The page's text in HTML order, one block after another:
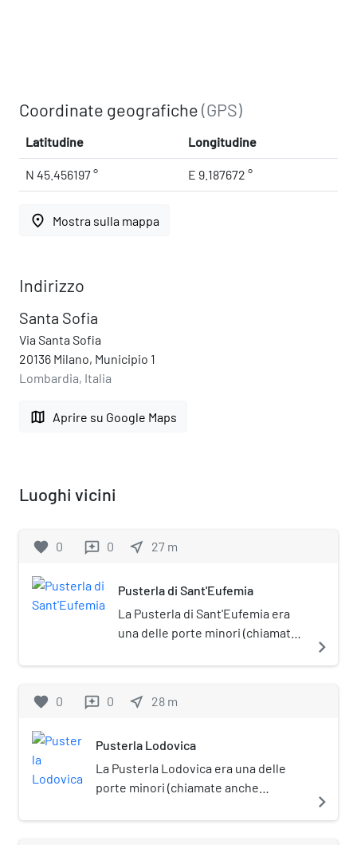
Coordinate geografiche(GPS)
Latitudine Longitudine
N 45.456197 ° E 9.187672 °
place Mostra sulla mappa
Indirizzo
Santa Sofia
Via Santa Sofia
20136 Milano, Municipio 1
Lombardia, Italia
map Aprire su Google Maps
Luoghi vicini
favorite 0 reviews 0 near_me 27 m
Pusterla di Sant'Eufemia
La Pusterla di Sant'Eufemia era
una delle porte minori (chiamate
tracciato medievale delle mura di
navigate_next
favorite 0 reviews 0 near_me 28 m
Pusterla Lodovica
La Pusterla Lodovica era una delle
porte minori (chiamate anche
medievale delle mura di Milano. Si
navigate_next